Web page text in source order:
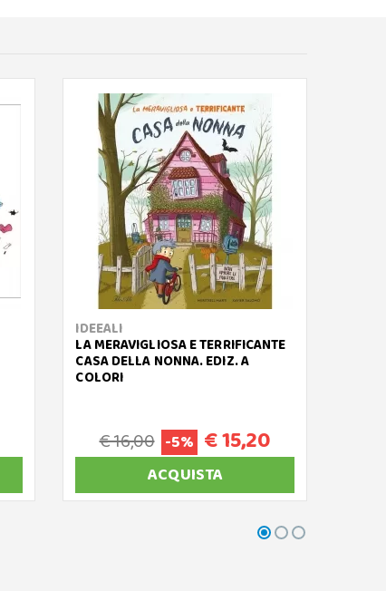
IDEEALI
LA MERAVIGLIOSA E TERRIFICANTE
CASA DELLA NONNA. EDIZ. A
COLORI
€ 16,00 -5% € 15,20
ACQUISTA